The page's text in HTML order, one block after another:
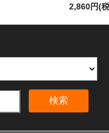
2,860円(
検索